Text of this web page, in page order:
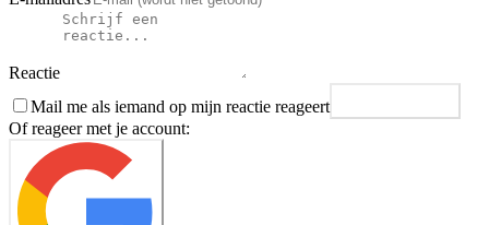
Reactie
Mail me als iemand op mijn reactie reageert
Of reageer met je account: